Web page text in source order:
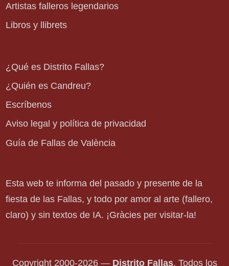
Artistas falleros legendarios
Libros y llibrets
¿Qué es Distrito Fallas?
¿Quién es Candreu?
Escríbenos
Aviso legal y política de privacidad
Guía de Fallas de València
Esta web te informa del pasado y presente de la
fiesta de las Fallas, y todo por amor al arte (fallero,
claro) y sin textos de IA. ¡Gràcies per visitar-la!
Copyright 2000-2026 — Distrito Fallas. Todos los